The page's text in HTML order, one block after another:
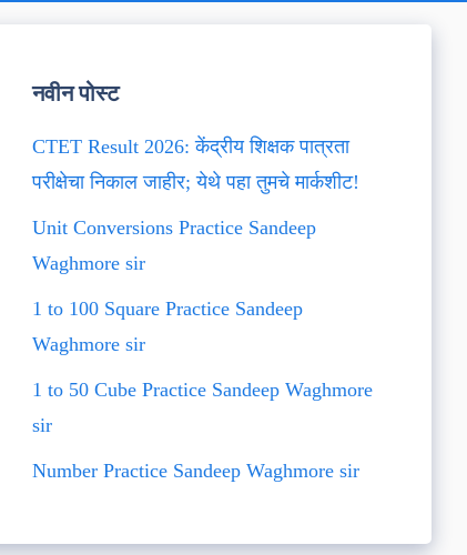
नवीन पोस्ट
CTET Result 2026: केंद्रीय शिक्षक पात्रता
परीक्षेचा निकाल जाहीर; येथे पहा तुमचे मार्कशीट!
Unit Conversions Practice Sandeep
Waghmore sir
1 to 100 Square Practice Sandeep
Waghmore sir
1 to 50 Cube Practice Sandeep Waghmore
sir
Number Practice Sandeep Waghmore sir